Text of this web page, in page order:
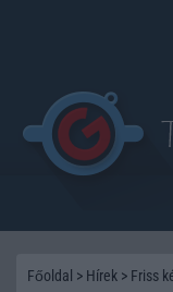
Főoldal > Hírek > Friss